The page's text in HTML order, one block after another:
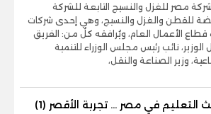
مصر للغزل والنسيج التابعة للشركة
للقطن والغزل والنسيج، وهي إحدى شركات
قطاع الأعمال العام، ويُرافقه كلُ من: الفريق
الوزير، نائب رئيس مجلس الوزراء للتنمية
وزير الصناعة والنقل،
التعليم في مصر ... تجربة الأقصر (1)